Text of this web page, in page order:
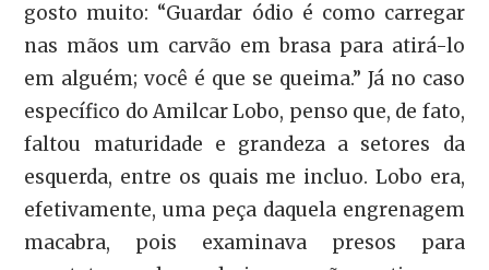
gosto muito: “Guardar ódio é como carregar
nas mãos um carvão em brasa para atirá-lo
em alguém; você é que se queima.” Já no caso
específico do Amilcar Lobo, penso que, de fato,
faltou maturidade e grandeza a setores da
esquerda, entre os quais me incluo. Lobo era,
efetivamente, uma peça daquela engrenagem
macabra, pois examinava presos para